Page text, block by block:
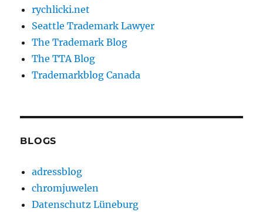
rychlicki.net
Seattle Trademark Lawyer
The Trademark Blog
The TTA Blog
Trademarkblog Canada
BLOGS
adressblog
chromjuwelen
Datenschutz Lüneburg